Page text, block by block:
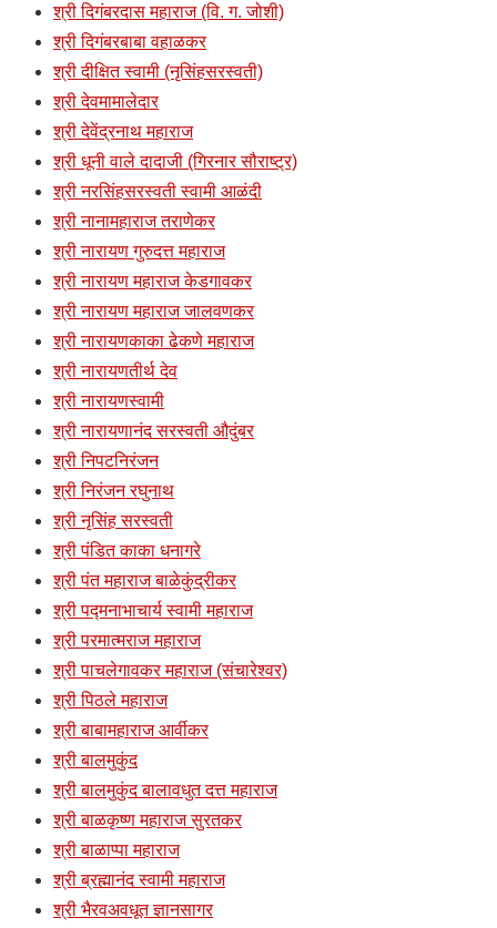
श्री दिगंबरदास महाराज (वि. ग. जोशी)
श्री दिगंबरबाबा वहाळकर
श्री दीक्षित स्वामी (नृसिंहसरस्वती)
श्री देवमामालेदार
श्री देवेंद्रनाथ महाराज
श्री धूनी वाले दादाजी (गिरनार सौराष्ट्र)
श्री नरसिंहसरस्वती स्वामी आळंदी
श्री नानामहाराज तराणेकर
श्री नारायण गुरुदत्त महाराज
श्री नारायण महाराज केडगावकर
श्री नारायण महाराज जालवणकर
श्री नारायणकाका ढेकणे महाराज
श्री नारायणतीर्थ देव
श्री नारायणस्वामी
श्री नारायणानंद सरस्वती औदुंबर
श्री निपटनिरंजन
श्री निरंजन रघुनाथ
श्री नृसिंह सरस्वती
श्री पंडित काका धनागरे
श्री पंत महाराज बाळेकुंद्रीकर
श्री पद्मनाभाचार्य स्वामी महाराज
श्री परमात्मराज महाराज
श्री पाचलेगावकर महाराज (संचारेश्वर)
श्री पिठले महाराज
श्री बाबामहाराज आर्वीकर
श्री बालमुकुंद
श्री बालमुकुंद बालावधुत दत्त महाराज
श्री बाळकृष्ण महाराज सुरतकर
श्री बाळाप्पा महाराज
श्री ब्रह्मानंद स्वामी महाराज
श्री भैरवअवधूत ज्ञानसागर